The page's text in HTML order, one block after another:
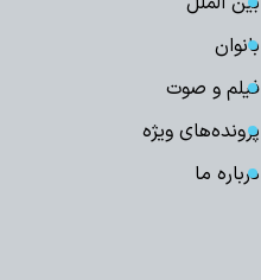
بانوان
فیلم و صوت
پرونده‌های ویژه
درباره ما